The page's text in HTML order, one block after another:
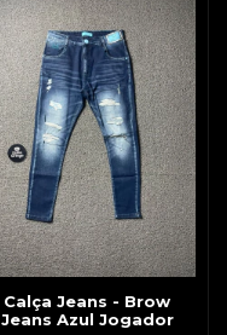
Calça Jeans - Brow
Jeans Azul Jogador